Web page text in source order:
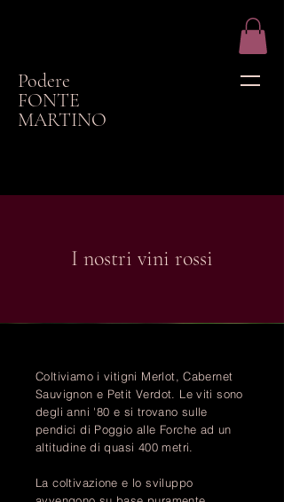
Podere
FONTE
MARTINO
I nostri vini rossi
Coltiviamo i vitigni Merlot, Cabernet
Sauvignon e Petit Verdot. Le viti sono
degli anni '80 e si trovano sulle
pendici di Poggio alle Forche ad un
altitudine di quasi 400 metri.
La coltivazione e lo sviluppo